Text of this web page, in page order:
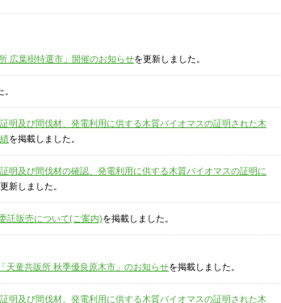
広葉樹特選市」開催のお知らせを更新しました。
明及び間伐材、発電利用に供する木質バイオマスの証明された木
を掲載しました。
明及び間伐材の確認、発電利用に供する木質バイオマスの証明に
新しました。
託販売について(ご案内)を掲載しました。
天童共販所 秋季優良原木市」のお知らせを掲載しました。
明及び間伐材、発電利用に供する木質バイオマスの証明された木